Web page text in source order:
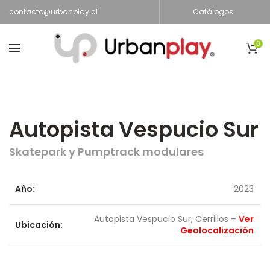
contacto@urbanplay.cl Catálogos
0
Autopista Vespucio Sur
Skatepark y Pumptrack modulares
Año: 2023
Ubicación: Autopista Vespucio Sur, Cerrillos – Ver
Geolocalización